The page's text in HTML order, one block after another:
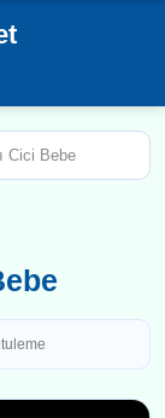
Cici Bebe